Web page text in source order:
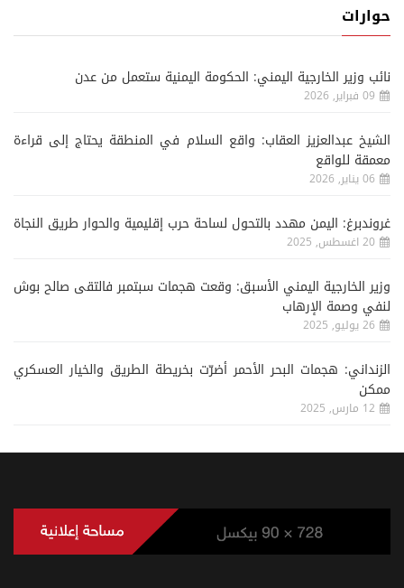
حوارات
نائب وزير الخارجية اليمني: الحكومة اليمنية ستعمل من عدن
09 فبراير, 2026
الشيخ عبدالعزيز العقاب: واقع السلام في المنطقة يحتاج إلى قراءة
معمقة للواقع
06 يناير, 2026
غروندبرغ: اليمن مهدد بالتحول لساحة حرب إقليمية والحوار طريق النجاة
20 اغسطس, 2025
وزير الخارجية اليمني الأسبق: وقعت هجمات سبتمبر فالتقى صالح بوش
لنفي وصمة الإرهاب
26 يوليو, 2025
الزنداني: هجمات البحر الأحمر أضرّت بخريطة الطريق والخيار العسكري
ممكن
12 مارس, 2025